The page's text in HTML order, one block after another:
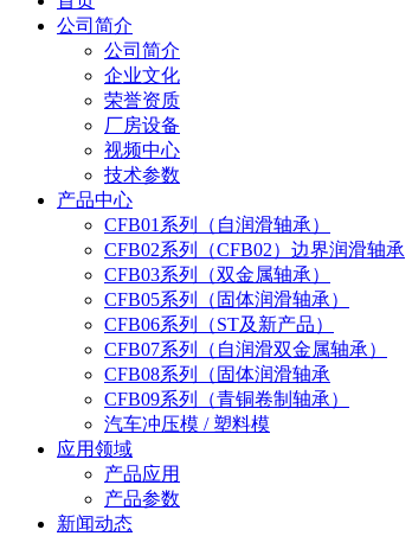
公司简介
公司简介
企业文化
荣誉资质
厂房设备
视频中心
技术参数
产品中心
CFB01系列（自润滑轴承）
CFB02系列（CFB02）边界润滑轴承
CFB03系列（双金属轴承）
CFB05系列（固体润滑轴承）
CFB06系列（ST及新产品）
CFB07系列（自润滑双金属轴承）
CFB08系列（固体润滑轴承
CFB09系列（青铜卷制轴承）
汽车冲压模 / 塑料模
应用领域
产品应用
产品参数
新闻动态